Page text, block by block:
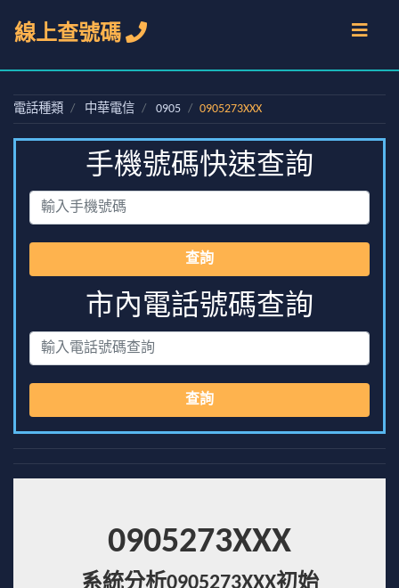
線上查號碼
電話種類 中華電信 0905 0905273XXX
手機號碼快速查詢
查詢
市內電話號碼查詢
查詢
0905273XXX
系統分析0905273XXX初始